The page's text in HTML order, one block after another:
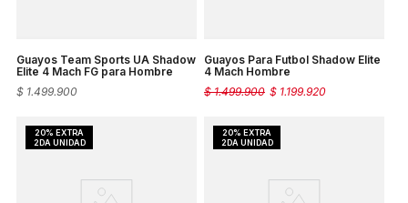
Guayos Team Sports UA Shadow
Elite 4 Mach FG para Hombre
$ 1.499.900
Guayos Para Futbol Shadow Elite
4 Mach Hombre
$ 1.199.920
$ 1.499.900